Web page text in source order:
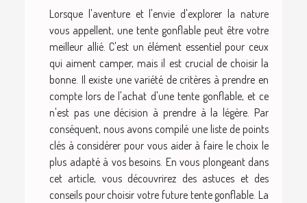
Lorsque l'aventure et l'envie d'explorer la nature
vous appellent, une tente gonflable peut être votre
meilleur allié. C'est un élément essentiel pour ceux
qui aiment camper, mais il est crucial de choisir la
bonne. Il existe une variété de critères à prendre en
compte lors de l'achat d'une tente gonflable, et ce
n'est pas une décision à prendre à la légère. Par
conséquent, nous avons compilé une liste de points
clés à considérer pour vous aider à faire le choix le
plus adapté à vos besoins. En vous plongeant dans
cet article, vous découvrirez des astuces et des
conseils pour choisir votre future tente gonflable. La